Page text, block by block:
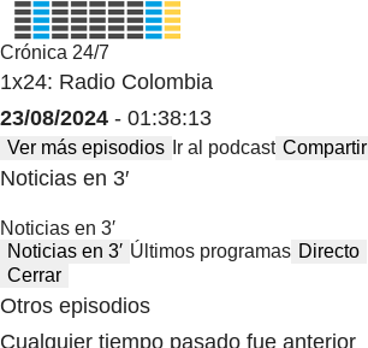
Crónica 24/7
1x24: Radio Colombia
23/08/2024 - 01:38:13
Ver más episodios Ir al podcast Compartir
Noticias en 3′
Noticias en 3′
Noticias en 3′ Últimos programas Directo
Cerrar
Otros episodios
Cualquier tiempo pasado fue anterior